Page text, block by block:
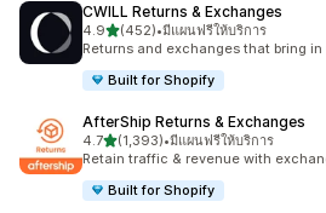
CWILL Returns & Exchanges
4.9เต็ม 5 ดาว
(452)
ทั้งหมด 452 รีวิว
•มีแผนฟรีให้บริการ
Returns and exchanges that bring in
Built for Shopify
AfterShip Returns & Exchanges
4.7เต็ม 5 ดาว
(1,393)
ทั้งหมด 1393 รีวิว
•มีแผนฟรีให้บริการ
Retain traffic & revenue with
Built for Shopify